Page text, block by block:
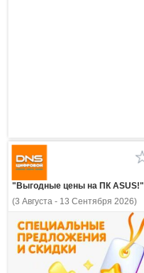
"Выгодные цены на ПК ASUS!"
(3 Августа - 13 Сентября 2026)